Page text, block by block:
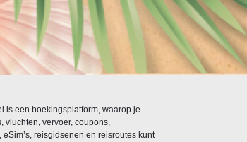
is een boekingsplatform, waarop je
vluchten, vervoer, coupons,
eSim’s, reisgidsenen en reisroutes kunt